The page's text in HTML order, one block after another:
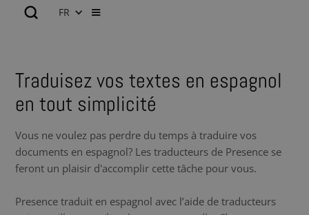
FR
Traduisez vos textes en espagnol
en tout simplicité
Vous ne voulez pas perdre du temps à traduire vos
documents en espagnol? Les traducteurs de Presence se
feront un plaisir d'accomplir cette tâche pour vous.
Presence traduit en espagnol avec l’aide de traducteurs